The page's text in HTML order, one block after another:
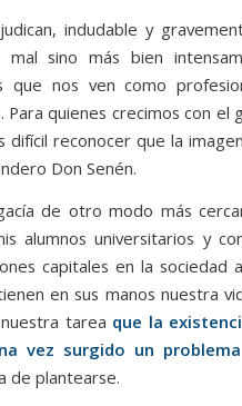
indudable y
sino más bien
que nos ven como
quienes crecimos con el
difícil reconocer que la
Don Senén.
de otro modo más
alumnos universitarios y
capitales en la sociedad
en sus manos nuestra
tarea que la
vez surgido un problema
de plantearse.